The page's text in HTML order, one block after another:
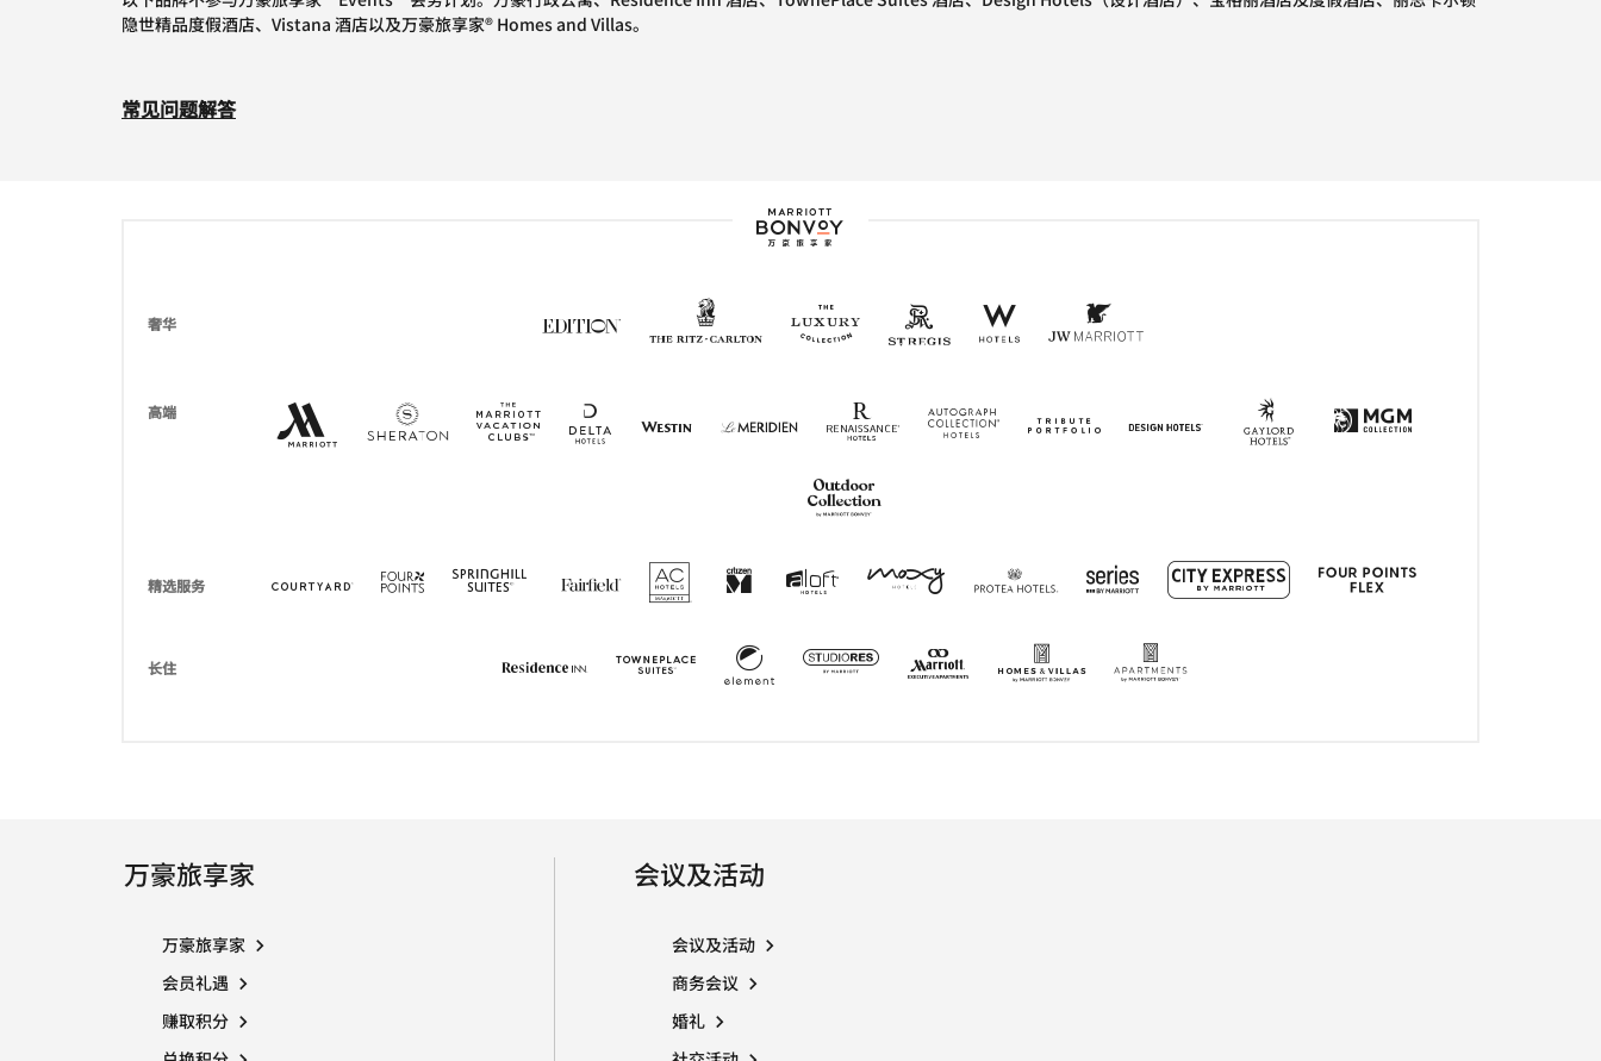
隐世精品度假酒店、Vistana 酒店以及万豪旅享家® Homes and Villas。
常见问题解答
万豪旅享家标志
奢华 Edition
打开新窗口 The Ritz-Carlton
打开新窗口The Luxury Collection
打开新窗口 St Regis
打开新窗口W Hotels
打开新窗口
高端 Marriott Hotels Resorts & Suites
打开新窗口 Sheraton
打开新窗口MVC
打开新窗口 Westin
打开新窗口 Le Meridien
打开新窗口 Renaissance Hotels
打开新窗口Autograph Collection
打开新窗口 Tribute Portfolio
打开新窗口 Design Hotels
打开新窗口 Max
打开新窗口
精选服务 Courtyard Hotels
打开新窗口Four Points
打开新窗口 Springhill Suites
打开新窗口Fairfield Inn
打开新窗口AC Hotels
打开新窗口CitizenM
打开新窗口Aloft
打开新窗口 Moxy
打开新窗口 Protea
打开新窗口Series
打开新窗口 City Express
打开新窗口 Four Points Express
打开新窗口
长住 Residence Inn
打开新窗口 TownePlace Suites
打开新窗口 Element
打开新窗口 StudioRes
打开新窗口 Marriott Executive Apartments
打开新窗口 打开新窗口
万豪旅享家
万豪旅享家
会员礼遇
赚取积分
会议及活动
会议及活动
商务会议
婚礼